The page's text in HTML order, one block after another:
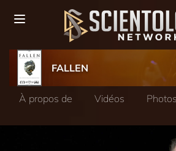
FALLEN
À propos de Vidéos Photos